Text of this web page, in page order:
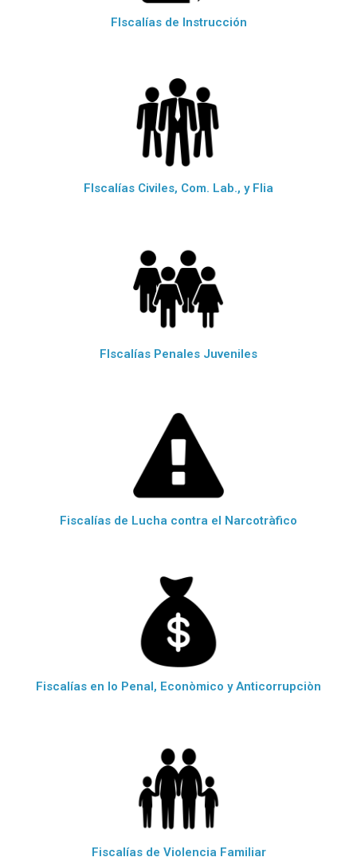
FIscalías de Instrucción
FIscalías Civiles, Com. Lab., y Flia
FIscalías Penales Juveniles
Fiscalías de Lucha contra el Narcotràfico
Fiscalías en lo Penal, Econòmico y Anticorrupciòn
Fiscalías de Violencia Familiar